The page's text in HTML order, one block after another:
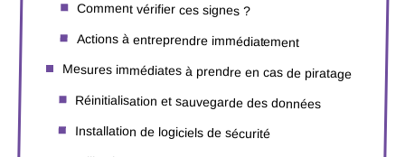
Comment vérifier ces signes ?
Actions à entreprendre immédiatement
Mesures immédiates à prendre en cas de piratage
Réinitialisation et sauvegarde des données
Installation de logiciels de sécurité